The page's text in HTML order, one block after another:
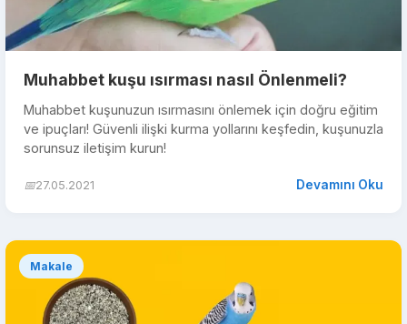
Muhabbet kuşu ısırması nasıl Önlenmeli?
Muhabbet kuşunuzun ısırmasını önlemek için doğru eğitim
ve ipuçları! Güvenli ilişki kurma yollarını keşfedin, kuşunuzla
sorunsuz iletişim kurun!
📅27.05.2021 Devamını Oku
Makale